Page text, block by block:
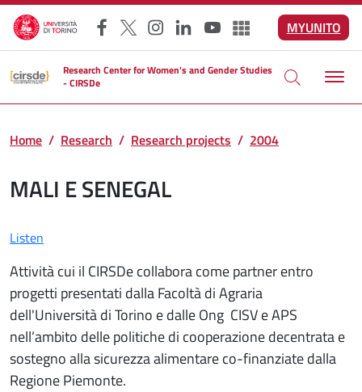
Skip to main content
Facebook
X Instagram
LinkedInYouTubeAltri social
MYUNITO
Research Center for Women's and Gender Studies
- CIRSDe
Home Research Research projects 2004
MALI E SENEGAL
Listen
Attività cui il CIRSDe collabora come partner entro
progetti presentati dalla Facoltà di Agraria
dell'Università di Torino e dalle Ong CISV e APS
nell’ambito delle politiche di cooperazione decentrata e
sostegno alla sicurezza alimentare co-finanziate dalla
Regione Piemonte.